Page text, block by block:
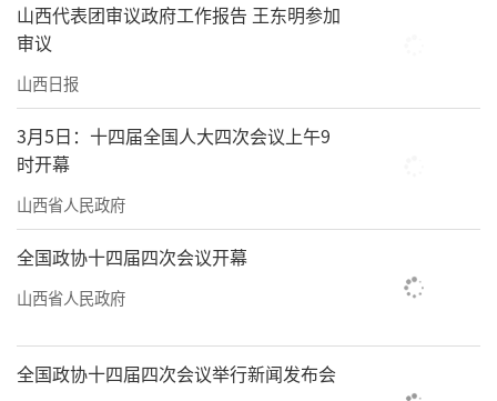
山西代表团审议政府工作报告 王东明参加
审议
山西日报
3月5日：十四届全国人大四次会议上午9
时开幕
山西省人民政府
全国政协十四届四次会议开幕
山西省人民政府
全国政协十四届四次会议举行新闻发布会